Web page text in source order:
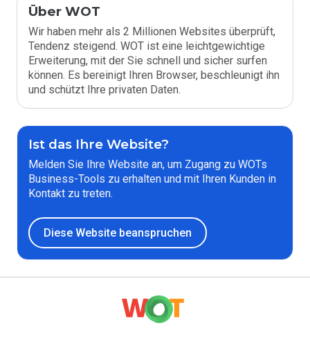
Über WOT
Wir haben mehr als 2 Millionen Websites überprüft,
Tendenz steigend. WOT ist eine leichtgewichtige
Erweiterung, mit der Sie schnell und sicher surfen
können. Es bereinigt Ihren Browser, beschleunigt ihn
und schützt Ihre privaten Daten.
Ist das Ihre Website?
Melden Sie Ihre Website an, um Zugang zu WOTs
Business-Tools zu erhalten und mit Ihren Kunden in
Kontakt zu treten.
Diese Website beanspruchen